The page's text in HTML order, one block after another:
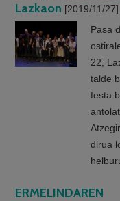
Lazkaon [2019/11/27]
Pasa
22,
talde
festa
dirua
ERMELINDAREN